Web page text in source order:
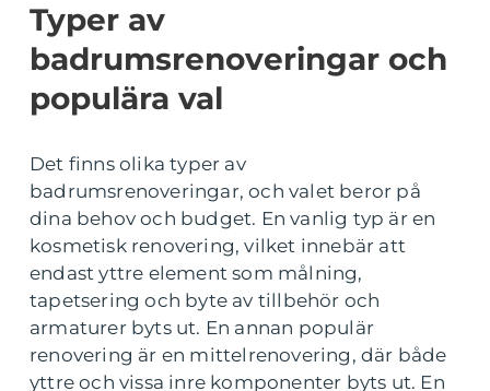
Typer av
badrumsrenoveringar och
populära val
Det finns olika typer av
badrumsrenoveringar, och valet beror på
dina behov och budget. En vanlig typ är en
kosmetisk renovering, vilket innebär att
endast yttre element som målning,
tapetsering och byte av tillbehör och
armaturer byts ut. En annan populär
renovering är en mittelrenovering, där både
yttre och vissa inre komponenter byts ut. En